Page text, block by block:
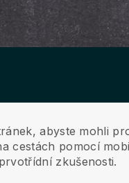
abyste mohli
cestách pomocí
zkušenosti.